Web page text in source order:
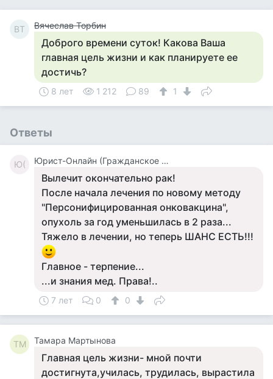
ВТ Вячеслав Торбин
Доброго времени суток! Какова Ваша
главная цель жизни и как планируете ее
достичь?
8 лет 1 212 89 1
Ответы
Ю( Юрист-Онлайн (Гражданское Право)
Вылечит окончательно рак!
После начала лечения по новому методу
"Персонифицированная онковакцина",
опухоль за год уменьшилась в 2 раза...
Тяжело в лечении, но теперь ШАНС ЕСТЬ!!!
Главное - терпение...
...и знания мед. Права!..
7 лет 0 0
ТМ Тамара Мартынова
Главная цель жизни- мной почти
достигнута,училась, трудилась, вырастила